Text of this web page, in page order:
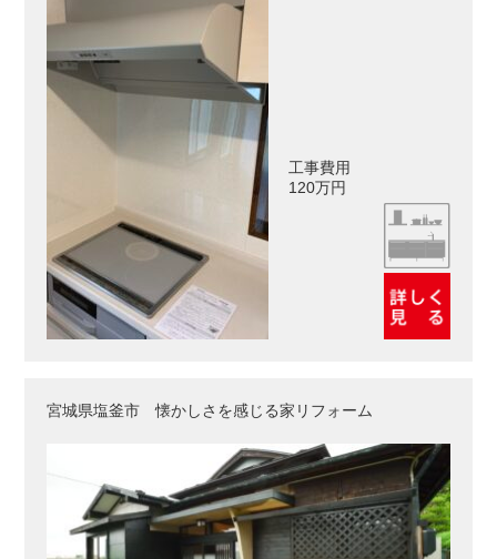
工事費用
120万円
宮城県塩釜市 懐かしさを感じる家リフォーム